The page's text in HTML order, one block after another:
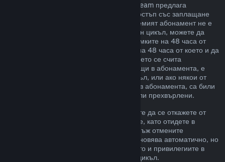
За някои видове съдържание и услуги Steam предлага
периодичен (напр. месечен, годишен) достъп със заплащане
чрез повтарящо таксуване. Ако подновяемият абонамент не е
използван по време на текущия платежен цикъл, можете да
поискате възстановяване на цената в рамките на 48 часа от
първоначалната покупка или в рамките на 48 часа от което и да
е автоматично подновяване. Съдържанието се счита
използвано, ако някоя от игрите, попадащи в абонамента, е
била играна през текущия платежен цикъл, или ако някои от
привилегиите или отстъпките, включени в абонамента, са били
използвани, изразходвани, променени или прехвърлени.
Моля, обърнете внимание, че Вие можете да се откажете от
даден активен абонамент по всяко време, като отидете в
. Щом веднъж отмените
абонамента си, той вече няма да се подновява автоматично, но
Вие ще запазите достъп до съдържанието и привилегиите в
него до края на Вашия текущ платежен цикъл.